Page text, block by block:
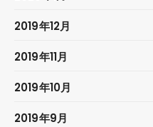
2019年12月
2019年11月
2019年10月
2019年9月